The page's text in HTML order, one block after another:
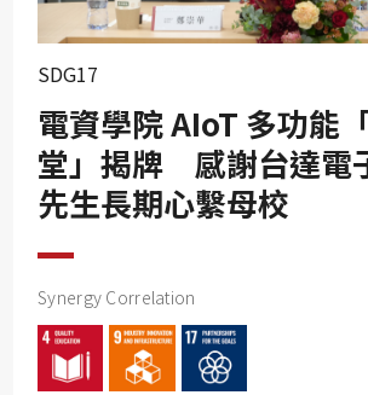
SDG9
SDG11
SDG12
SDG13
SDG17
電資學院 AIoT 多功能
堂」揭牌 感謝台達電
先生長期心繫母校
Synergy Correlation